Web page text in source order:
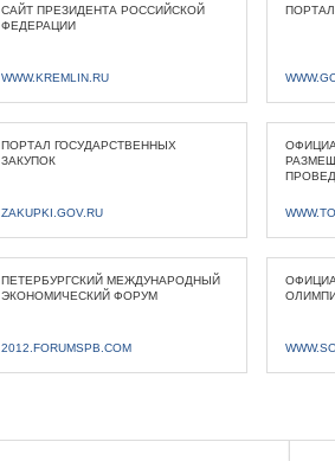
САЙТ ПРЕЗИДЕНТА РОССИЙСКОЙ
ФЕДЕРАЦИИ
WWW.KREMLIN.RU
ПОРТАЛ ГОСУДАРСТВЕННЫХ
ЗАКУПОК
ZAKUPKI.GOV.RU
ПЕТЕРБУРГСКИЙ МЕЖДУНАРОДНЫЙ
ЭКОНОМИЧЕСКИЙ ФОРУМ
2012.FORUMSPB.COM